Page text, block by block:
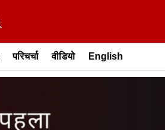
परिचर्चा वीडियो English